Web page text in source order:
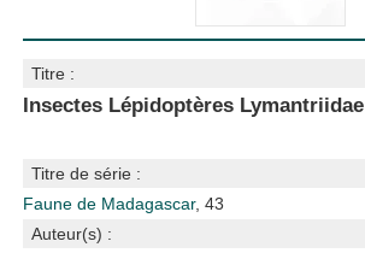
Titre :
Insectes Lépidoptères Lymantriidae
Titre de série :
Faune de Madagascar, 43
Auteur(s) :